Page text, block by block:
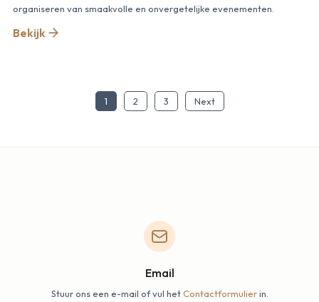
organiseren van smaakvolle en onvergetelijke evenementen.
Bekijk
1 2 3 Next
Email
Stuur ons een e-mail of vul hetContactformulierin.